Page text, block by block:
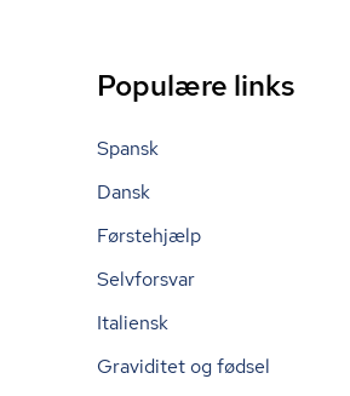
Populære links
Spansk
Dansk
Førstehjælp
Selvforsvar
Italiensk
Graviditet og fødsel